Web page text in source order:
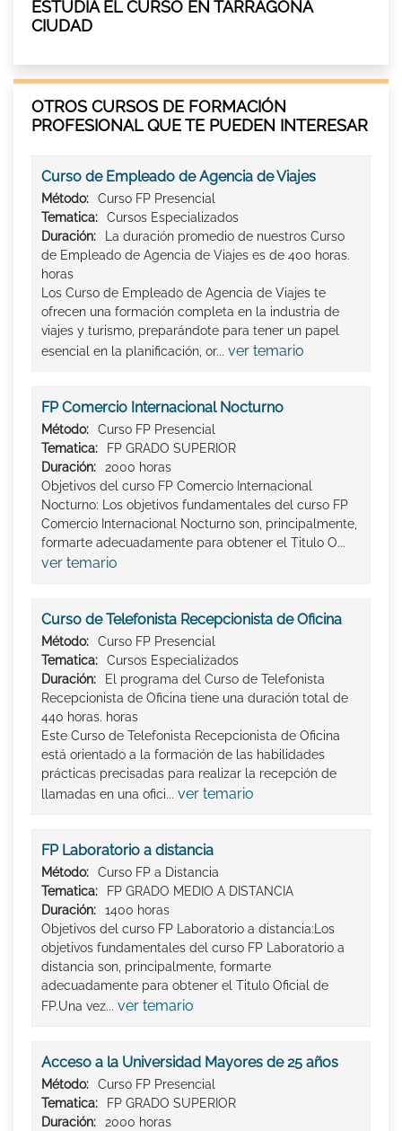
ESTUDIA EL CURSO EN TARRAGONA
CIUDAD
OTROS CURSOS DE FORMACIÓN
PROFESIONAL QUE TE PUEDEN INTERESAR
Curso de Empleado de Agencia de Viajes
Método:
Curso FP Presencial
Tematica:
Cursos Especializados
Duración:
La duración promedio de nuestros Curso
de Empleado de Agencia de Viajes es de 400 horas.
horas
Los Curso de Empleado de Agencia de Viajes te
ofrecen una formación completa en la industria de
viajes y turismo, preparándote para tener un papel
esencial en la planificación, or... ver temario
FP Comercio Internacional Nocturno
Método:
Curso FP Presencial
Tematica:
FP GRADO SUPERIOR
Duración:
2000 horas
Objetivos del curso FP Comercio Internacional
Nocturno: Los objetivos fundamentales del curso FP
Comercio Internacional Nocturno son, principalmente,
formarte adecuadamente para obtener el Titulo O...
ver temario
Curso de Telefonista Recepcionista de Oficina
Método:
Curso FP Presencial
Tematica:
Cursos Especializados
Duración:
El programa del Curso de Telefonista
Recepcionista de Oficina tiene una duración total de
440 horas. horas
Este Curso de Telefonista Recepcionista de Oficina
está orientado a la formación de las habilidades
prácticas precisadas para realizar la recepción de
llamadas en una ofici... ver temario
FP Laboratorio a distancia
Método:
Curso FP a Distancia
Tematica:
FP GRADO MEDIO A DISTANCIA
Duración:
1400 horas
Objetivos del curso FP Laboratorio a distancia:Los
objetivos fundamentales del curso FP Laboratorio a
distancia son, principalmente, formarte
adecuadamente para obtener el Titulo Oficial de
FP.Una vez... ver temario
Acceso a la Universidad Mayores de 25 años
Método:
Curso FP Presencial
Tematica:
FP GRADO SUPERIOR
Duración:
2000 horas